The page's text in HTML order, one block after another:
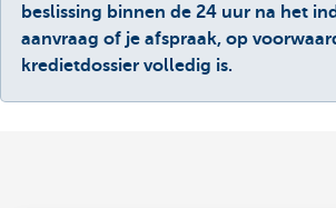
beslissing binnen de 24 uur na het
aanvraag of je afspraak, op
kredietdossier volledig is.